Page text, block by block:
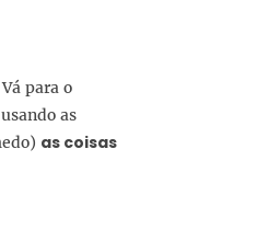
para o
as
as coisas